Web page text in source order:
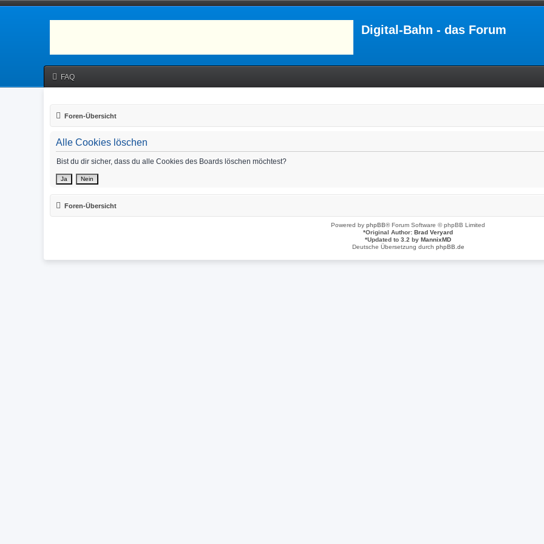
Digital-Bahn - das Forum
FAQ
Foren-Übersicht
Alle Cookies löschen
Bist du dir sicher, dass du alle Cookies des Boards löschen möchtest?
Foren-Übersicht
Powered by phpBB® Forum Software © phpBB Limited
*Original Author: Brad Veryard
*Updated to 3.2 by MannixMD
Deutsche Übersetzung durch phpBB.de